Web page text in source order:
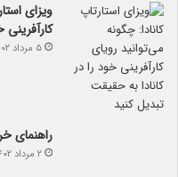
ویزای
۵ مرداد ۱۴۰۲
راهنمای
۲ مرداد ۱۴۰۲